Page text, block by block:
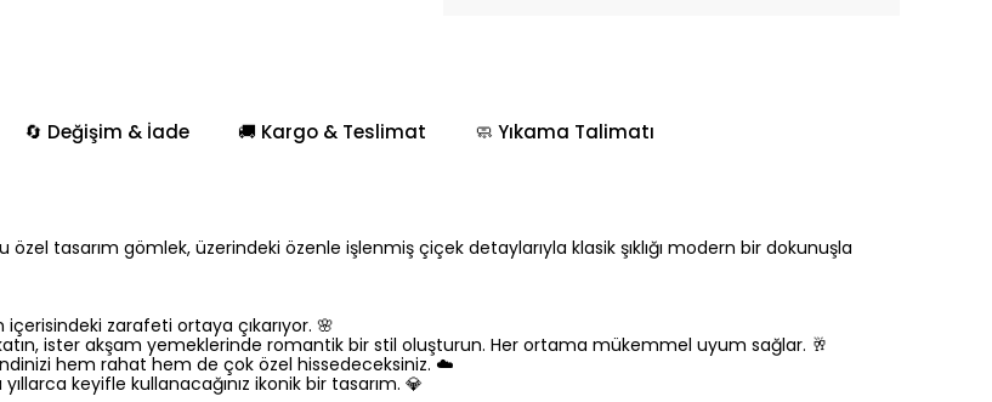
🔄 Değişim & İade 🚚 Kargo & Teslimat 🧼 Yıkama Talimatı
tasarım gömlek, üzerindeki özenle işlenmiş çiçek detaylarıyla klasik şıklığı modern bir dokunuşla
zarafeti ortaya çıkarıyor. 🌸
ister akşam yemeklerinde romantik bir stil oluşturun. Her ortama mükemmel uyum sağlar. 🥂
hem rahat hem de çok özel hissedeceksiniz. ☁️
keyifle kullanacağınız ikonik bir tasarım. 💎